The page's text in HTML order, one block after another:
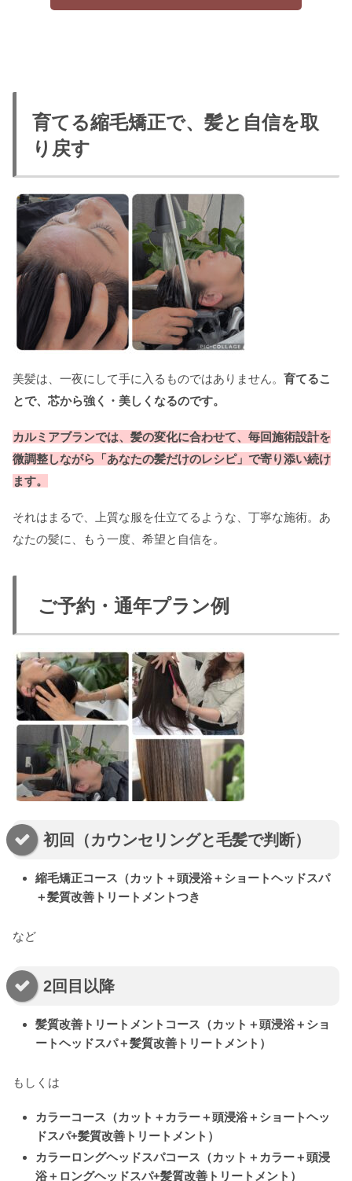
育てる縮毛矯正で、髪と自信を取
り戻す
美髪は、一夜にして手に入るものではありません。 育てるこ
とで、芯から強く・美しくなるのです。
カルミアブランでは、髪の変化に合わせて、毎回施術設計を
微調整しながら「あなたの髪だけのレシピ」で寄り添い続け
ます。
それはまるで、上質な服を仕立てるような、丁寧な施術。あ
なたの髪に、もう一度、希望と自信を。
ご予約・通年プラン例
初回（カウンセリングと毛髪で判断）
縮毛矯正コース（カット＋頭浸浴＋ショートヘッドスパ
＋髪質改善トリートメントつき
など
2回目以降
髪質改善トリートメントコース（カット＋頭浸浴＋ショ
ートヘッドスパ＋髪質改善トリートメント）
もしくは
カラーコース（カット＋カラー＋頭浸浴＋ショートヘッ
ドスパ+髪質改善トリートメント）
カラーロングヘッドスパコース（カット＋カラー＋頭浸
浴＋ロングヘッドスパ+髪質改善トリートメント）